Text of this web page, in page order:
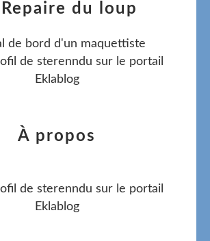
Repaire du loup
de bord d'un maquettiste
de sterenndu sur le portail
Eklablog
À propos
de sterenndu sur le portail
Eklablog